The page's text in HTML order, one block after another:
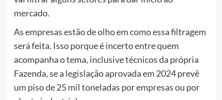
mercado.
As empresas estão de olho em como essa filtragem
será feita. Isso porque é incerto entre quem
acompanha o tema, inclusive técnicos da própria
Fazenda, se a legislação aprovada em 2024 prevê
um piso de 25 mil toneladas por empresas ou por